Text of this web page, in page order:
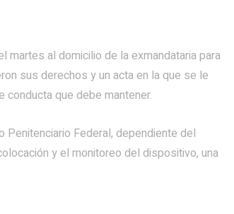
martes al domicilio de la exmandataria para
sus derechos y un acta en la que se le
que debe mantener.
Penitenciario Federal, dependiente del
y el monitoreo del dispositivo, una